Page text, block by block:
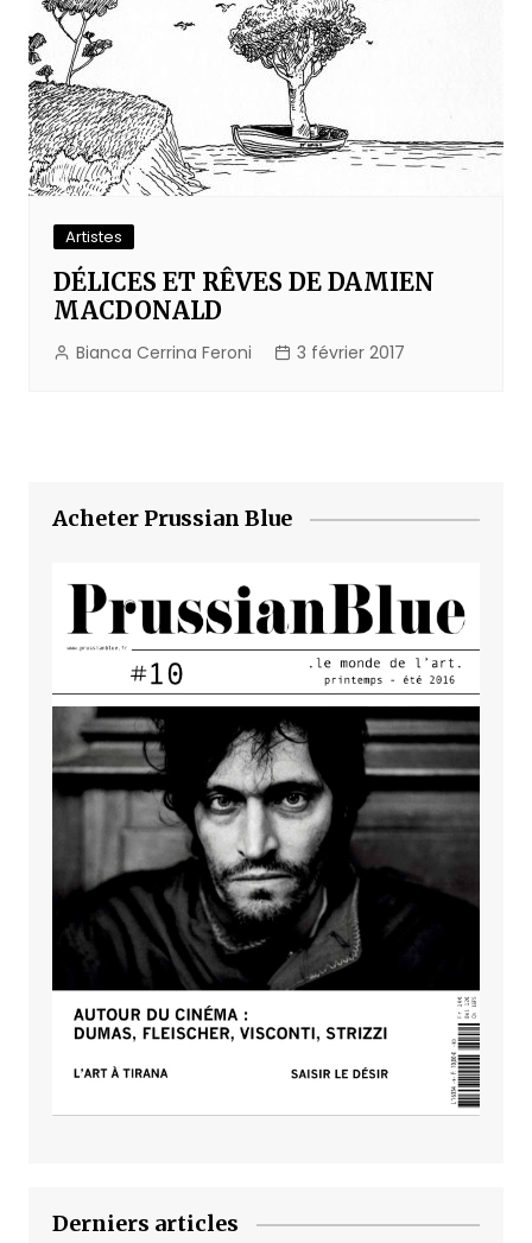
Artistes
DÉLICES ET RÊVES DE DAMIEN
MACDONALD
Bianca Cerrina Feroni 3 février 2017
Acheter Prussian Blue
Derniers articles